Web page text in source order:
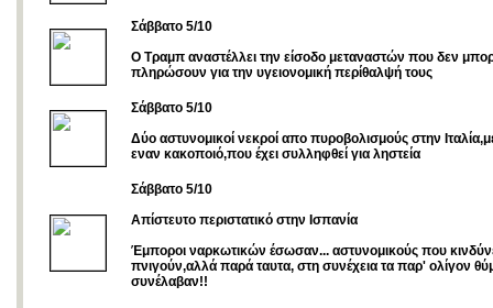
Σάββατο 5/10
Ο Τραμπ αναστέλλει την είσοδο μεταναστών που δεν
πληρώσουν για την υγειονομική περίθαλψή τους
Σάββατο 5/10
Δύο αστυνομικοί νεκροί απο πυροβολισμούς στην
εναν κακοποιό,που έχει συλληφθεί για ληστεία
Σάββατο 5/10
Απίστευτο περιστατικό στην Ισπανία
Έμποροι ναρκωτικών έσωσαν... αστυνομικούς που
πνιγούν,αλλά παρά ταυτα, στη συνέχεια τα παρ' ολίγον
συνέλαβαν!!